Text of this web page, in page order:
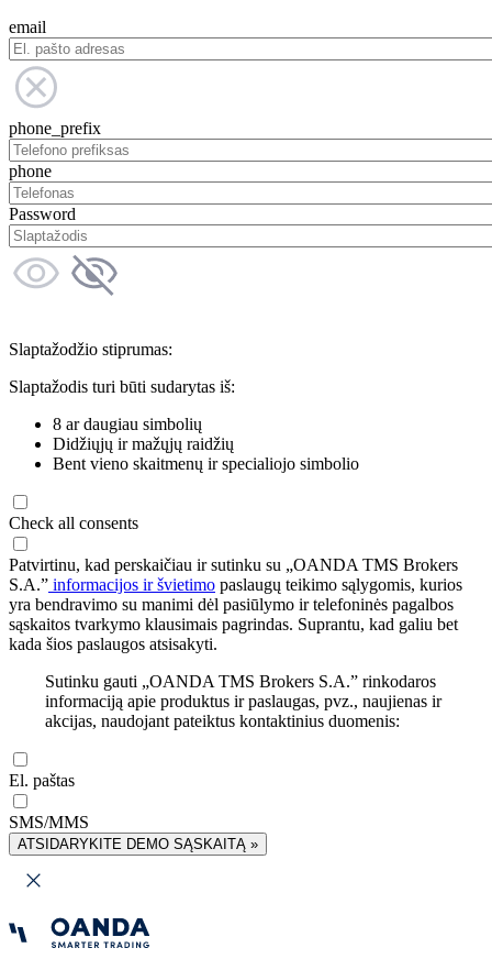
email
phone_prefix
phone
Password
Slaptažodžio stiprumas:
Slaptažodis turi būti sudarytas iš:
8 ar daugiau simbolių
Didžiųjų ir mažųjų raidžių
Bent vieno skaitmenų ir specialiojo simbolio
Check all consents
Patvirtinu, kad perskaičiau ir sutinku su „OANDA TMS Brokers
S.A.” informacijos ir švietimo paslaugų teikimo sąlygomis, kurios
yra bendravimo su manimi dėl pasiūlymo ir telefoninės pagalbos
sąskaitos tvarkymo klausimais pagrindas. Suprantu, kad galiu bet
kada šios paslaugos atsisakyti.
Sutinku gauti „OANDA TMS Brokers S.A.” rinkodaros
informaciją apie produktus ir paslaugas, pvz., naujienas ir
akcijas, naudojant pateiktus kontaktinius duomenis:
El. paštas
SMS/MMS
ATSIDARYKITE DEMO SĄSKAITĄ »